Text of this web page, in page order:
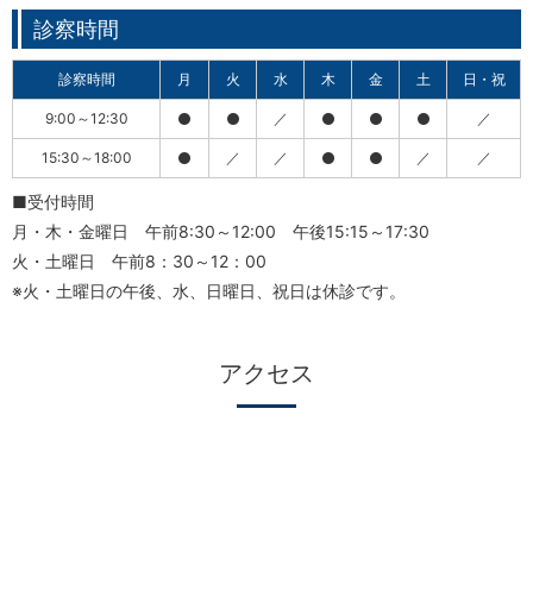
診察時間
診察時間 月 火 水 木 金 土 日・祝
9:00～12:30 ／ ／
15:30～18:00 ／ ／ ／ ／
■受付時間
月・木・金曜日 午前8:30～12:00 午後15:15～17:30
火・土曜日 午前8：30～12：00
※火・土曜日の午後、水、日曜日、祝日は休診です。
アクセス